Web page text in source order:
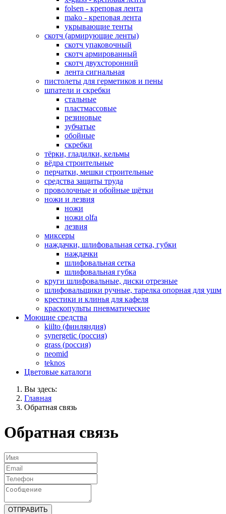
folsen - креповая лента
mako - креповая лента
укрывающие тенты
скотч (армирующие ленты)
скотч упаковочный
скотч армированный
скотч двухсторонний
лента сигнальная
пистолеты для герметиков и пены
шпатели и скребки
стальные
пластмассовые
резиновые
зубчатые
обойные
скребки
тёрки, гладилки, кельмы
вёдра строительные
перчатки, мешки строительные
средства защиты труда
проволочные и обойные щётки
ножи и лезвия
ножи
ножи olfa
лезвия
миксеры
наждачки, шлифовальная сетка, губки
наждачки
шлифовальная сетка
шлифовальная губка
круги шлифовальные, диски отрезные
шлифовальщики ручные, тарелка опорная для ушм
крестики и клинья для кафеля
краскопульты пневматические
Моющие средства
kiilto (финляндия)
synergetic (россия)
grass (россия)
neomid
teknos
Цветовые каталоги
Вы здесь:
Главная
Обратная связь
Обратная связь